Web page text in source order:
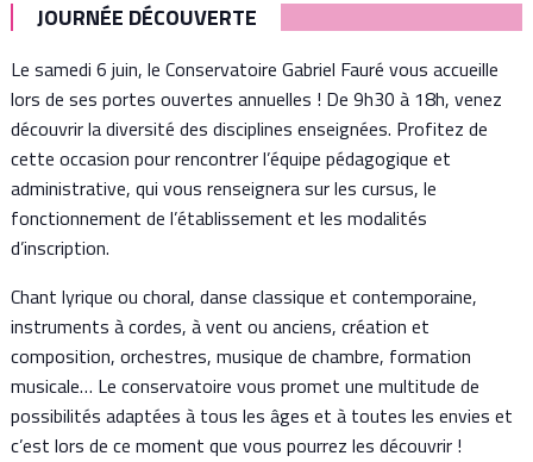
JOURNÉE DÉCOUVERTE
Le samedi 6 juin, le Conservatoire Gabriel Fauré vous accueille
lors de ses portes ouvertes annuelles ! De 9h30 à 18h, venez
découvrir la diversité des disciplines enseignées. Profitez de
cette occasion pour rencontrer l’équipe pédagogique et
administrative, qui vous renseignera sur les cursus, le
fonctionnement de l’établissement et les modalités
d’inscription.
Chant lyrique ou choral, danse classique et contemporaine,
instruments à cordes, à vent ou anciens, création et
composition, orchestres, musique de chambre, formation
musicale… Le conservatoire vous promet une multitude de
possibilités adaptées à tous les âges et à toutes les envies et
c’est lors de ce moment que vous pourrez les découvrir !